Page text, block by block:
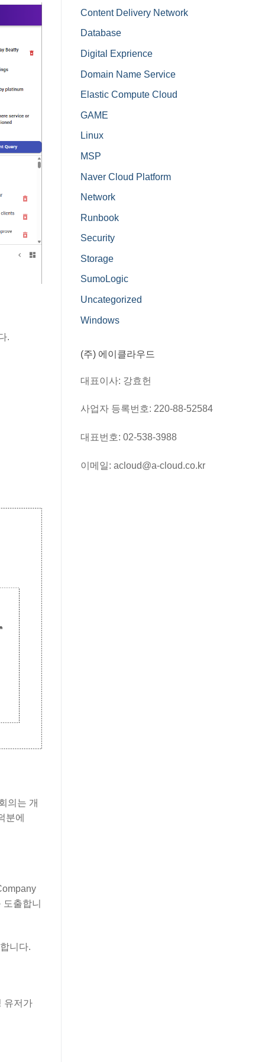
.
의는 개
분에
출합니
니다.
유저가
Content Delivery Network
Database
Digital Exprience
Domain Name Service
Elastic Compute Cloud
GAME
Linux
MSP
Naver Cloud Platform
Network
Runbook
Security
Storage
SumoLogic
Uncategorized
Windows
(주) 에이클라우드
대표이사: 강효헌
사업자 등록번호: 220-88-52584
대표번호: 02-538-3988
이메일: acloud@a-cloud.co.kr